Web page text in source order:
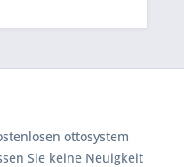
ottosystem
Sie keine Neuigkeit